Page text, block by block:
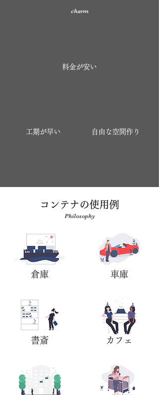
charm
料金が安い
​工期が早い ​自由な空間作り
​コンテナの使用例
Philosophy
​倉庫
​書斎
​車庫
​カフェ